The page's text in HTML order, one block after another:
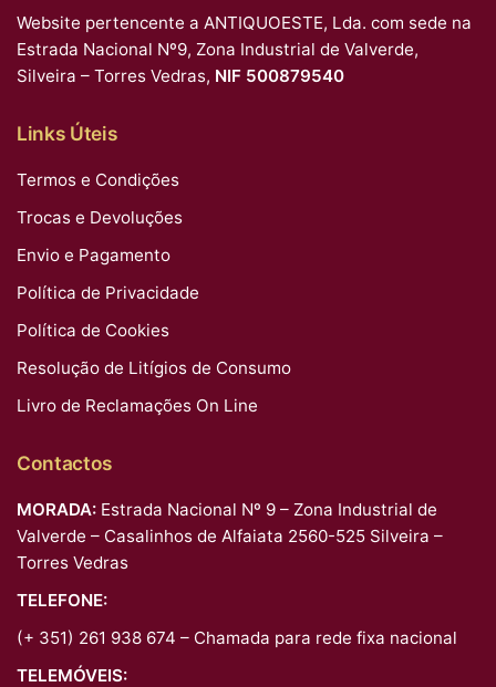
Website pertencente a ANTIQUOESTE, Lda. com sede na
Estrada Nacional Nº9, Zona Industrial de Valverde,
Silveira – Torres Vedras, NIF 500879540
Links Úteis
Termos e Condições
Trocas e Devoluções
Envio e Pagamento
Política de Privacidade
Política de Cookies
Resolução de Litígios de Consumo
Livro de Reclamações On Line
Contactos
MORADA: Estrada Nacional Nº 9 – Zona Industrial de
Valverde – Casalinhos de Alfaiata 2560-525 Silveira –
Torres Vedras
TELEFONE:
(+ 351) 261 938 674 – Chamada para rede fixa nacional
TELEMÓVEIS: